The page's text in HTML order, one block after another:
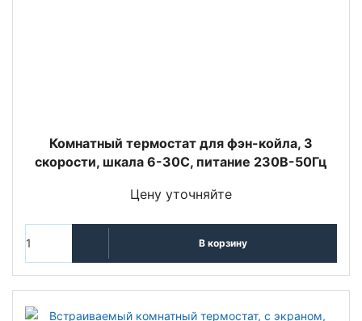
Комнатный термостат для фэн-койла, 3
скорости, шкала 6-30C, питание 230В-50Гц
Цену уточняйте
В корзину